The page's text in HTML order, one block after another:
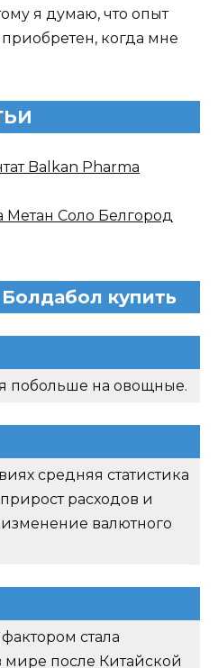
я думаю, что опыт
когда мне
Balkan Pharma
Метан Соло Белгород
купить
побольше на овощные.
средняя статистика
расходов и
валютного
стала
мире после Китайской